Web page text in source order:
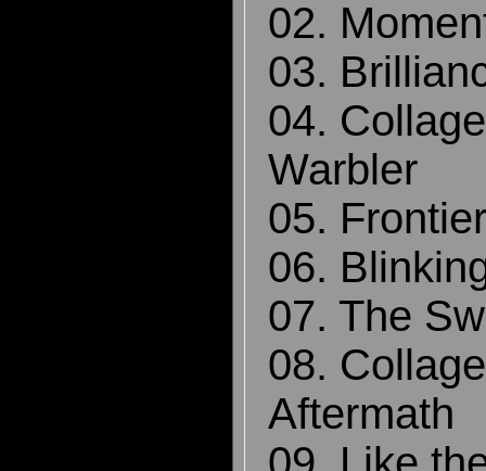
02.
03.
04.
Warbler
05.
06.
07. The
08.
Aftermath